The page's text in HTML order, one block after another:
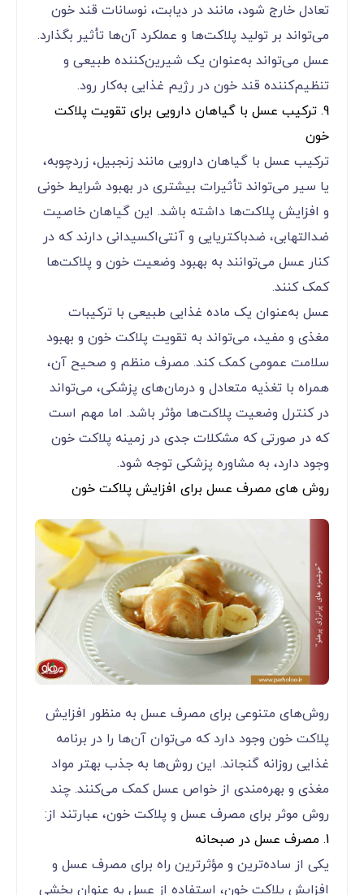
تعادل خارج شود، مانند در دیابت، نوسانات قند خون
می‌تواند بر تولید پلاکت‌ها و عملکرد آن‌ها تأثیر بگذارد.
عسل می‌تواند به‌عنوان یک شیرین‌کننده طبیعی و
تنظیم‌کننده قند خون در رژیم غذایی به‌کار رود.
9. ترکیب عسل با گیاهان دارویی برای تقویت پلاکت
خون
ترکیب عسل با گیاهان دارویی مانند زنجبیل، زردچوبه،
یا سیر می‌تواند تأثیرات بیشتری در بهبود شرایط خونی
و افزایش پلاکت‌ها داشته باشد. این گیاهان خاصیت
ضدالتهابی، ضدباکتریایی و آنتی‌اکسیدانی دارند که در
کنار عسل می‌توانند به بهبود وضعیت خون و پلاکت‌ها
کمک کنند.
عسل به‌عنوان یک ماده غذایی طبیعی با ترکیبات
مغذی و مفید، می‌تواند به تقویت پلاکت خون و بهبود
سلامت عمومی کمک کند. مصرف منظم و صحیح آن،
همراه با تغذیه متعادل و درمان‌های پزشکی، می‌تواند
در کنترل وضعیت پلاکت‌ها مؤثر باشد. اما مهم است
که در صورتی که مشکلات جدی در زمینه پلاکت خون
وجود دارد، به مشاوره پزشکی توجه شود.
روش های مصرف عسل برای افزایش پلاکت خون
روش‌های متنوعی برای مصرف عسل به منظور افزایش
پلاکت خون وجود دارد که می‌توان آن‌ها را در برنامه
غذایی روزانه گنجاند. این روش‌ها به جذب بهتر مواد
مغذی و بهره‌مندی از خواص عسل کمک می‌کنند. چند
روش موثر برای مصرف عسل و پلاکت خون، عبارتند از:
1. مصرف عسل در صبحانه
یکی از ساده‌ترین و مؤثرترین راه‌ برای مصرف عسل و
افزایش پلاکت خون، استفاده از عسل به عنوان بخشی